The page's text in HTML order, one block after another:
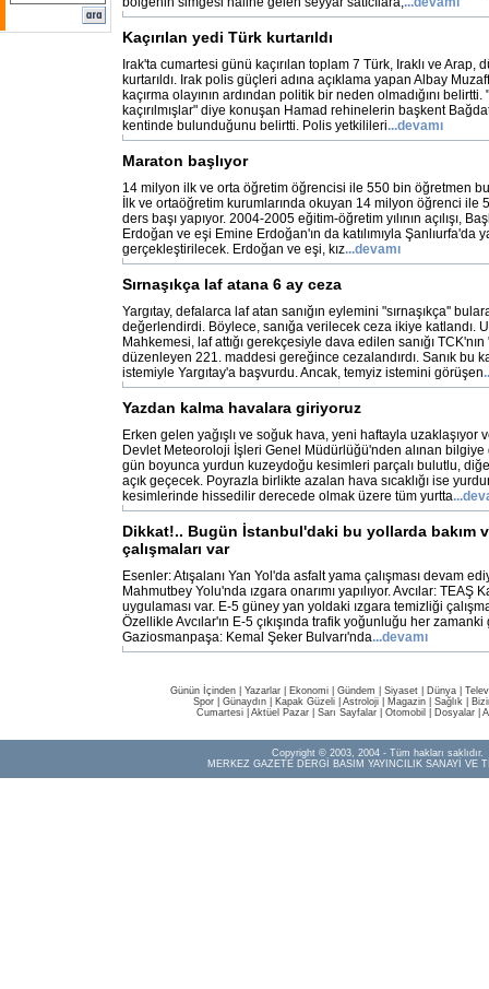
Kaçırılan yedi Türk kurtarıldı
Irak'ta cumartesi günü kaçırılan toplam 7 Türk, Iraklı ve Arap,
kurtarıldı. Irak polis güçleri adına açıklama yapan Albay
kaçırma olayının ardından politik bir neden olmadığını
kaçırılmışlar" diye konuşan Hamad rehinelerin başkent
kentinde bulunduğunu belirtti. Polis yetkilileri...devamı
Maraton başlıyor
14 milyon ilk ve orta öğretim öğrencisi ile 550 bin öğretmen
İlk ve ortaöğretim kurumlarında okuyan 14 milyon öğrenci ile
ders başı yapıyor. 2004-2005 eğitim-öğretim yılının açılışı,
Erdoğan ve eşi Emine Erdoğan'ın da katılımıyla Şanlıurfa'da
gerçekleştirilecek. Erdoğan ve eşi, kız...devamı
Sırnaşıkça laf atana 6 ay ceza
Yargıtay, defalarca laf atan sanığın eylemini "sırnaşıkça''
değerlendirdi. Böylece, sanığa verilecek ceza ikiye katlandı.
Mahkemesi, laf attığı gerekçesiyle dava edilen sanığı
düzenleyen 221. maddesi gereğince cezalandırdı. Sanık bu
istemiyle Yargıtay'a başvurdu. Ancak, temyiz istemini görüşen
Yazdan kalma havalara giriyoruz
Erken gelen yağışlı ve soğuk hava, yeni haftayla uzaklaşıyor
Devlet Meteoroloji İşleri Genel Müdürlüğü'nden alınan
gün boyunca yurdun kuzeydoğu kesimleri parçalı bulutlu,
açık geçecek. Poyrazla birlikte azalan hava sıcaklığı ise
kesimlerinde hissedilir derecede olmak üzere tüm yurtta
Dikkat!.. Bugün İstanbul'daki bu yollarda bakım
çalışmaları var
Esenler: Atışalanı Yan Yol'da asfalt yama çalışması devam
Mahmutbey Yolu'nda ızgara onarımı yapılıyor. Avcılar: TEAŞ
uygulaması var. E-5 güney yan yoldaki ızgara temizliği
Özellikle Avcılar'ın E-5 çıkışında trafik yoğunluğu her
Gaziosmanpaşa: Kemal Şeker Bulvarı'nda...devamı
Günün İçinden Yazarlar Ekonomi Gündem Siyaset Dünya |
Spor
Günaydın Kapak Güzeli Astroloji Magazin Sağlık
Cumartesi| Aktüel Pazar| Sarı Sayfalar| Otomobil Dosyalar|
Copyright © 2003, 2004 - Tüm hakları saklıdır.
MERKEZ GAZETE DERGİ BASIM YAYINCILIK SANAYİ VE